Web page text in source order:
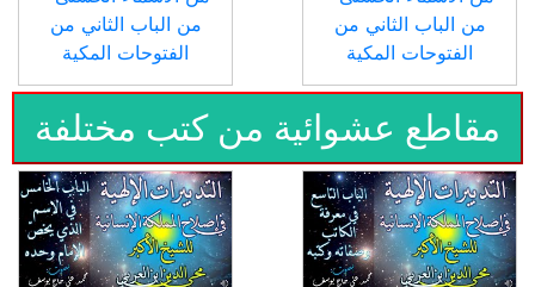
من الباب الثاني من
الفتوحات المكية
من الباب الثاني من
الفتوحات المكية
مقاطع عشوائية من كتب مختلفة